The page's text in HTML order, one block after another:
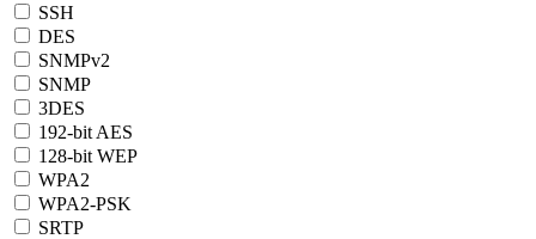
SSH
DES
SNMPv2
SNMP
3DES
192-bit AES
128-bit WEP
WPA2
WPA2-PSK
SRTP